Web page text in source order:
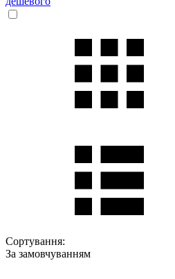
Сортування:
За замовчуванням